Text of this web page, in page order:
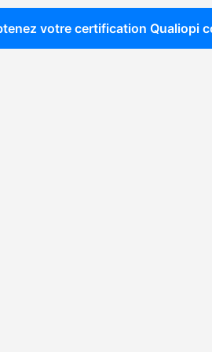
votre certification Qualiopi